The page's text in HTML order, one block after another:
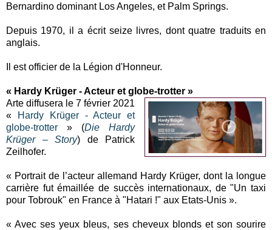
Bernardino dominant Los Angeles, et Palm Springs.
Depuis 1970, il a écrit seize livres, dont quatre traduits en
anglais.
Il est officier de la Légion d'Honneur.
« Hardy Krüger - Acteur et globe-trotter »
Arte diffusera le 7 février 2021
«
Hardy Krüger - Acteur et
globe-trotter » (Die Hardy
Krüger – Story) de Patrick
Zeilhofer.
« Portrait de l’acteur allemand Hardy Krüger, dont la longue
carrière fut émaillée de succès internationaux, de "Un taxi
pour Tobrouk" en France à "Hatari !" aux Etats-Unis ».
« Avec ses yeux bleus, ses cheveux blonds et son sourire